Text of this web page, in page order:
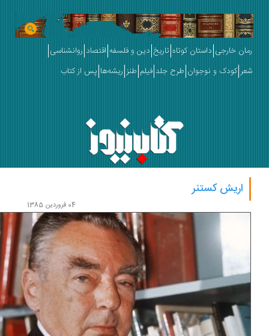
خارجی داستان کوتاه تاریخ دین و فلسفه اقتصاد روانشناسی
کودک و نوجوان طرح جلد فیلم طنز ریشه‌ها پس از کتاب
اریش کستنر